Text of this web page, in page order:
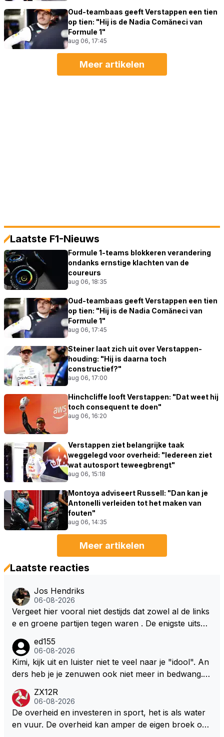
Oud-teambaas geeft Verstappen een tien
op tien: "Hij is de Nadia Comăneci van
Formule 1"
aug 06, 17:45
Meer artikelen
Laatste F1-Nieuws
Formule 1-teams blokkeren verandering
ondanks ernstige klachten van de
coureurs
aug 06, 18:35
Oud-teambaas geeft Verstappen een tien
op tien: "Hij is de Nadia Comăneci van
Formule 1"
aug 06, 17:45
Steiner laat zich uit over Verstappen-
houding: "Hij is daarna toch
constructief?"
aug 06, 17:00
Hinchcliffe looft Verstappen: "Dat weet hij
toch consequent te doen"
aug 06, 16:20
Verstappen ziet belangrijke taak
weggelegd voor overheid: "Iedereen ziet
wat autosport teweegbrengt"
aug 06, 15:18
Montoya adviseert Russell: "Dan kan je
Antonelli verleiden tot het maken van
fouten"
aug 06, 14:35
Meer artikelen
Laatste reacties
Jos Hendriks
06-08-2026
Vergeet hier vooral niet destijds dat zowel al de links
e en groene partijen tegen waren . De enigste uitspr
over dan kunnen ze hun eigen uitlaat gassen inade
men maar niet wetende was dat de F1 motor schone
r is dan een normale auto. Dus denk echt niet dat de
ters zullen steunen laat staan om een euro in het cir
cuit Zandvoort te steken
ed155
06-08-2026
Kimi, kijk uit en luister niet te veel naar je "idool". An
ders heb je je zenuwen ook niet meer in bedwang. Zi
Marquez/Jos ? Veel gezelliger
ZX12R
06-08-2026
De overheid en investeren in sport, het is als water
en vuur. De overheid kan amper de eigen broek oph